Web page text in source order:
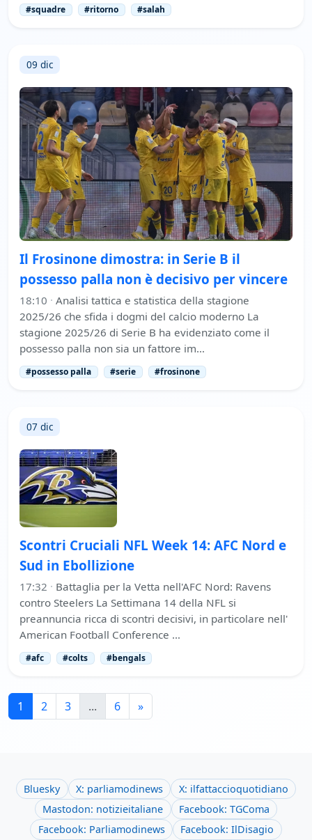
#squadre #ritorno #salah
09 dic
Il Frosinone dimostra: in Serie B il
possesso palla non è decisivo per vincere
18:10 · Analisi tattica e statistica della stagione
2025/26 che sfida i dogmi del calcio moderno La
stagione 2025/26 di Serie B ha evidenziato come il
possesso palla non sia un fattore im…
#possesso palla #serie #frosinone
07 dic
Scontri Cruciali NFL Week 14: AFC Nord e
Sud in Ebollizione
17:32 · Battaglia per la Vetta nell'AFC Nord: Ravens
contro Steelers La Settimana 14 della NFL si
preannuncia ricca di scontri decisivi, in particolare nell'
American Football Conference …
#afc #colts #bengals
1 2 3 ... 6 »
Bluesky X: parliamodinews
X: ilfattaccioquotidiano
Mastodon: notizieitaliane
Facebook: TGComa
Facebook: Parliamodinews
Facebook: IlDisagio